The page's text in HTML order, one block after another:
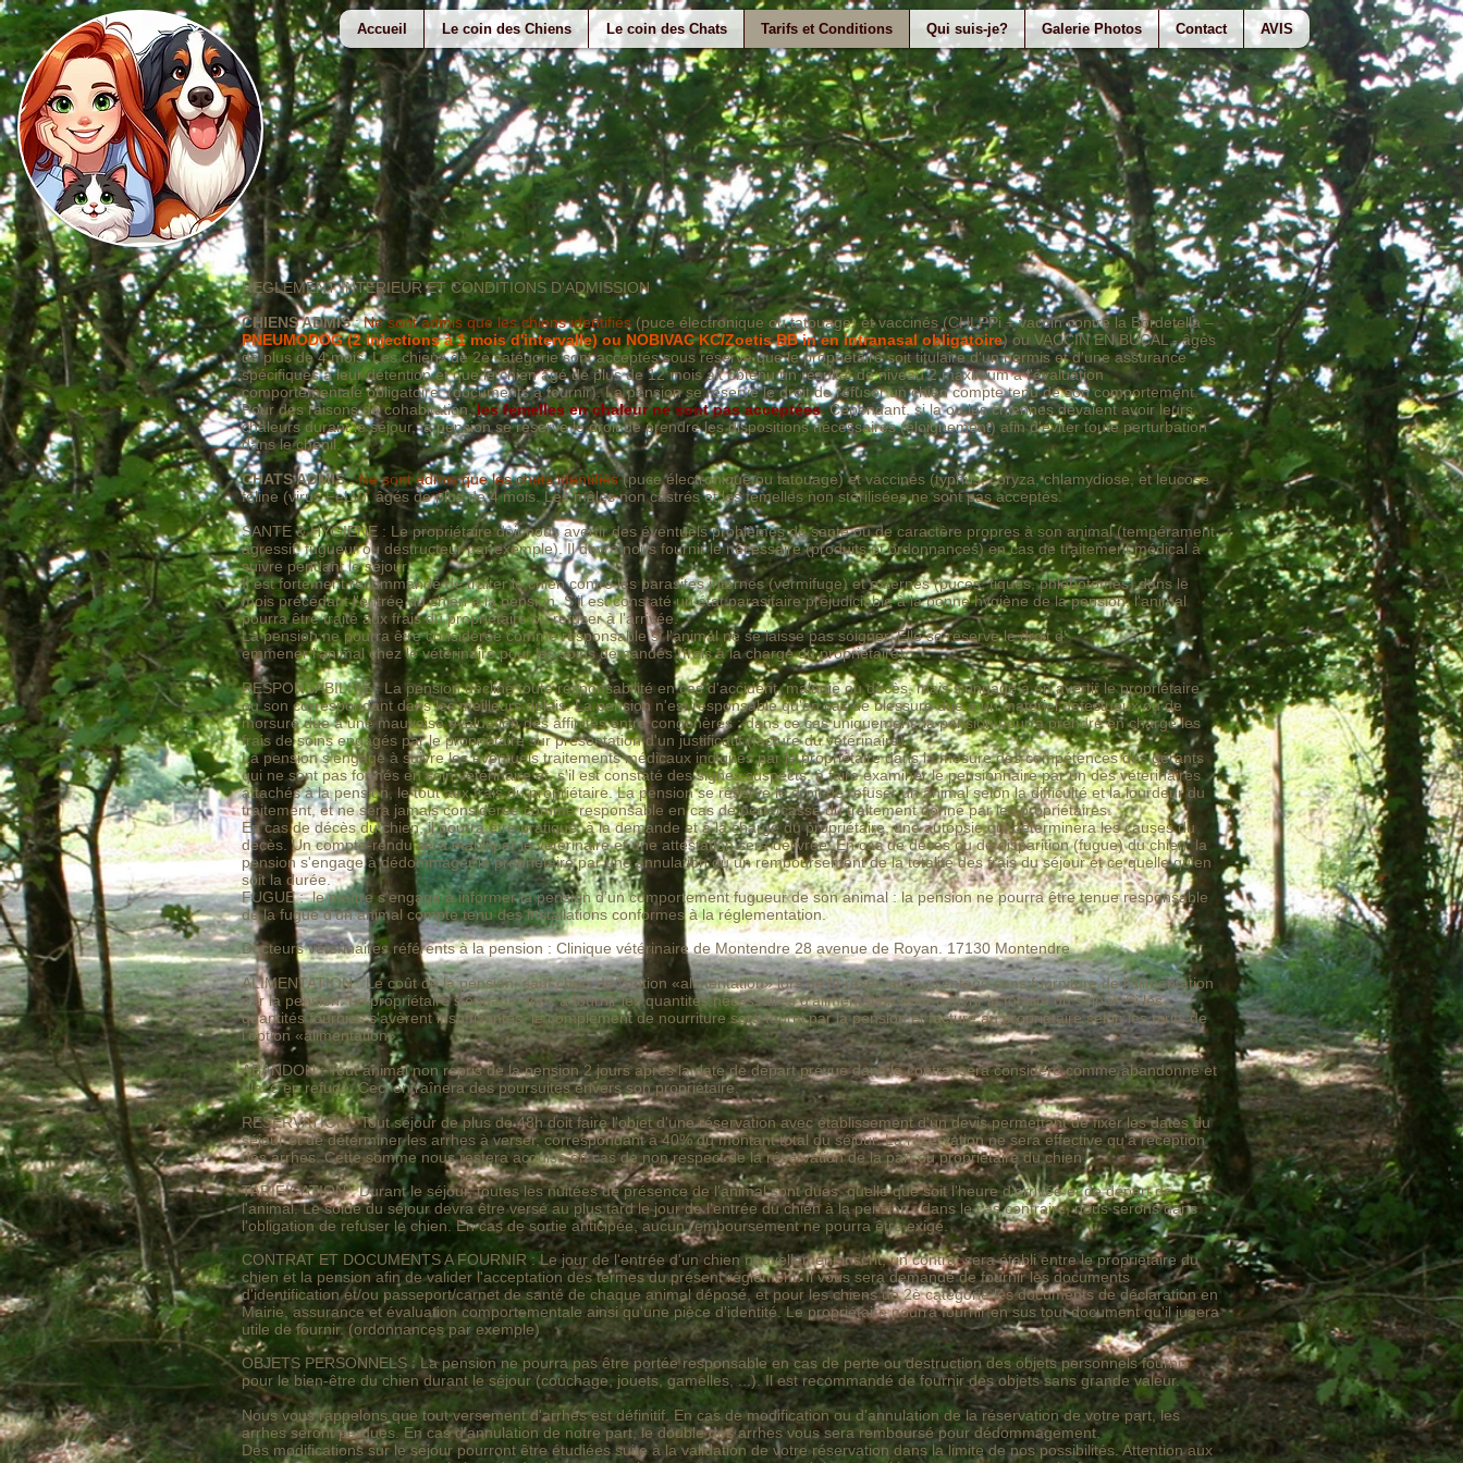
Accueil Le coin des Chiens Le coin des Chats Tarifs et Conditions Qui suis-je? Galerie Photos Contact AVIS
REGLEMENT INTERIEUR ET CONDITIONS D'ADMISSION
CHIENS ADMIS:Ne sont admis que les chiens identifiés (puce électronique ou tatouage) et vaccinés (CHLPPi + vaccin contre la Bordetella –
PNEUMODOG (2 injections à 1 mois d'intervalle) ou NOBIVAC KC/Zoetis BB in en intranasal obligatoire) ou VACCIN EN BUCAL - âgés
de plus de 4 mois. Les chiens de 2è catégorie sont acceptés sous réserve que le propriétaire soit titulaire d'un permis et d'une assurance
spécifiques à leur détention et que le chien âgé de plus de 12 mois ait obtenu un résultat de niveau 2 maximum à l'évaluation
comportementale obligatoire. (documents à fournir). La pension se réserve le droit de refuser un chien compte tenu de son comportement.
Pour des raisons de cohabitation, les femelles en chaleur ne sont pas acceptées. Cependant, si la ou les chiennes devaient avoir leurs
chaleurs durant le séjour, la pension se réserve le droit de prendre les dispositions nécessaires (éloignement) afin d'éviter toute perturbation
dans le chenil.
CHATS ADMIS:Ne sont admis que les chats identifiés(puce électronique ou tatouage) et vaccinés (typhus, coryza, chlamydiose, et leucose
féline (virus FeLV), âgés de plus de 4 mois. Les mâles non castrés et les femelles non stérilisées ne sont pas acceptés.
SANTE & HYGIENE : Le propriétaire doit nous avertir des éventuels problèmes de santé ou de caractère propres à son animal (tempérament
agressif, fugueur ou destructeur par exemple). Il devra nous fournir le nécessaire (produits et ordonnances) en cas de traitement médical à
suivre pendant le séjour.
Il est fortement recommandé de traiter le chien contre les parasites internes (vermifuge) et externes (puces, tiques, phlébotomes) dans le
mois précédant l'entrée du chien à la pension. S'il est constaté un état parasitaire préjudiciable à la bonne hygiène de la pension, l'animal
pourra être traité aux frais du propriétaire ou refuser à l'arrivée.
La pension ne pourra être considérée comme responsable si l'animal ne se laisse pas soigner. Elle se réserve le droit d'
emmener l'animal chez le vétérinaire pour les soins demandés (frais à la charge du propriétaire).
RESPONSABILITE : La pension décline toute responsabilité en cas d'accident, maladie ou décès, mais s'engage à en avertir le propriétaire
ou son correspondant dans les meilleurs délais. La pension n'est responsable qu'en cas de blessure due à un matériel défectueux ou de
morsure due à une mauvaise évaluation des affinités entre congénères ; dans ce cas uniquement, la pension pourra prendre en charge les
frais de soins engagés par le propriétaire sur présentation d'un justificatif (facture du vétérinaire).
La pension s’engage à suivre les éventuels traitements médicaux indiqués par le propriétaire dans la mesure des compétences des gérants
qui ne sont pas formés en soin vétérinaireet, s'il est constaté des signes suspects, à faire examiner le pensionnaire par un des vétérinaires
attachés à la pension, le tout aux frais du propriétaire. La pension se réserve le droit de refuser un animal selon la difficulté et la lourdeur du
traitement, et ne sera jamais considérée comme responsable en cas de perte/casse du traitement donné par les propriétaires.
En cas de décès du chien, il pourra être pratiqué, à la demande et à la charge du propriétaire, une autopsie qui déterminera les causes du
décès. Un compte-rendu sera établi par le vétérinaire et une attestation sera délivrée. En cas de décès ou de disparition (fugue) du chien, la
pension s'engage à dédommager le propriétaire par une annulation ou un remboursement de la totalité des frais du séjour et ce quelle qu'en
soit la durée.
FUGUE : le maître s’engage à informer la pension d’un comportement fugueur de son animal : la pension ne pourra être tenue responsable
de la fugue d’un animal compte tenu des installations conformes à la réglementation.
Docteurs vétérinaires référents à la pension : Clinique vétérinaire de Montendre 28 avenue de Royan. 17130 Montendre
ALIMENTATION : Le coût de la pension, sauf choix de l'option «alimentation» lors de la réservation, s'entend sans fourniture de l'alimentation
par la pension. Le propriétaire s'engage donc à fournir les quantités nécessaires d'alimentation pour couvrir la totalité du séjour. Si les
quantités fournies s'avèrent insuffisantes, le complément de nourriture sera fourni par la pension et facturé au propriétaire selon les tarifs de
l'option «alimentation».
ABANDON : Tout animal non repris de la pension 2jours après la date de départ prévue dans le contrat sera considéré comme abandonné et
placé en refuge. Ceci entraînera des poursuites envers son propriétaire.
RESERVATION : Tout séjour de plus de 48h doit faire l'objet d'une réservation avec établissement d'un devis permettant de fixer les dates du
séjour et de déterminer les arrhes à verser, correspondant à 40% du montant total du séjour. La réservation ne sera effective qu'à réception
des arrhes. Cette somme nous restera acquise en cas de non respect de la réservation de la part du propriétaire du chien.
TARIFICATION : Durant le séjour, toutes les nuitées de présence de l'animal sont dues, quelle que soit l'heure d'arrivée et de départ de
l'animal. Le solde du séjour devra être versé au plus tard le jour de l'entrée du chien à la pension ; dans le cas contraire, nous serons dans
l'obligation de refuser le chien. En cas de sortie anticipée, aucun remboursement ne pourra être exigé.
CONTRAT ET DOCUMENTS A FOURNIR : Le jour de l'entrée d'un chien nouvellement inscrit, un contrat sera établi entre le propriétaire du
chien et la pension afin de valider l'acceptation des termes du présent règlement. Il vous sera demandé de fournir les documents
d'identification et/ou passeport/carnet de santé de chaque animal déposé, et pour les chiens de 2è catégorie les documents de déclaration en
Mairie, assurance et évaluation comportementale ainsi qu'une pièce d'identité. Le propriétaire pourra fournir en sus tout document qu'il jugera
utile de fournir. (ordonnances par exemple)
OBJETS PERSONNELS : La pension ne pourra pas être portée responsable en cas de perte ou destruction des objets personnels fournis
pour le bien-être du chien durant le séjour (couchage, jouets, gamelles, ...). Il est recommandé de fournir des objets sans grande valeur.
Nous vous rappelons que tout versement d'arrhes est définitif. En cas de modification ou d'annulation de la réservation de votre part, les
arrhes seront perdues. En cas d'annulation de notre part, le double des arrhes vous sera remboursé pour dédommagement.
Des modifications sur le séjour pourront être étudiées suite à la validation de votre réservation dans la limite de nos possibilités. Attention aux